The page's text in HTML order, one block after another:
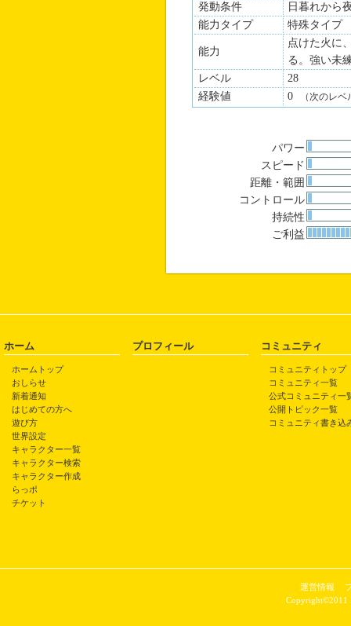
発動条件
日暮れから
能力タイプ
特殊タイプ
能力
点けた火に
る。強い未
レベル
28
経験値
0 （次のレ
パワー
スピード
距離・範囲
コントロール
持続性
ご利益
ホーム
ホームトップ
おしらせ
新着通知
はじめての方へ
遊び方
世界設定
キャラクター一覧
キャラクター検索
キャラクター作成
らっポ
チケット
プロフィール コミュニティ
コミュニティトップ
コミュニティ一覧
公式コミュニティ一
公開トピック一覧
コミュニティ書き込
運営情報
Copyright©2011